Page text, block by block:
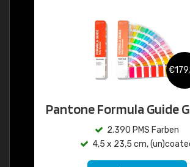
Pantone Formula Guide
2.390 PMS Farben
4,5 x 23,5 cm,